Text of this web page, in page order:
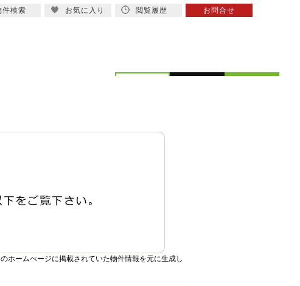
ームぺージに掲載されていた物件情報を元に生成し
件検索 お気に入り 閲覧履歴 お問合せ